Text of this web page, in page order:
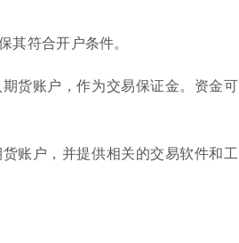
符合开户条件。
货账户，作为交易保证金。资金可
账户，并提供相关的交易软件和工